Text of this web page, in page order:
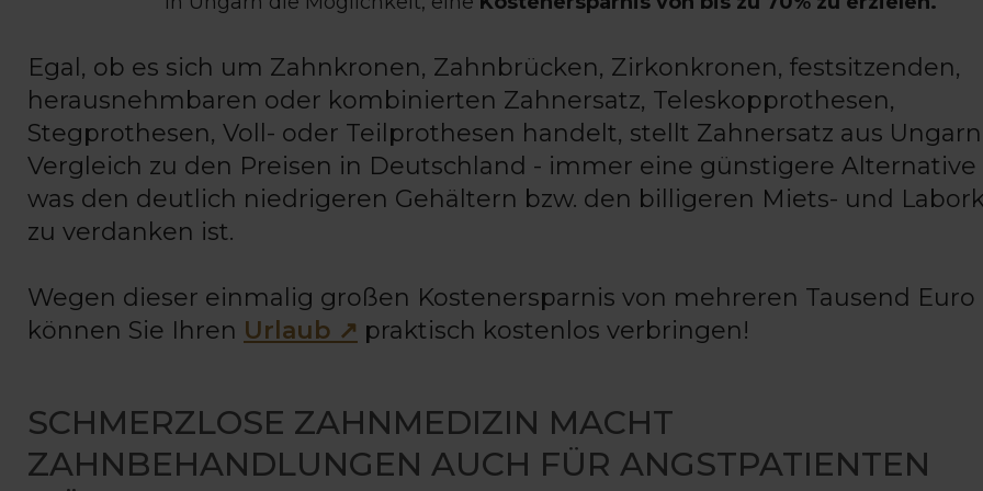
Egal, ob es sich um Zahnkronen, Zahnbrücken, Zirkonkronen, festsitzenden,
herausnehmbaren oder kombinierten Zahnersatz, Teleskopprothesen,
Stegprothesen, Voll- oder Teilprothesen handelt, stellt Zahnersatz aus
Vergleich zu den Preisen in Deutschland - immer eine günstigere Alternative
was den deutlich niedrigeren Gehältern bzw. den billigeren Miets- und
zu verdanken ist.
Wegen dieser einmalig großen Kostenersparnis von mehreren Tausend Euro
können Sie Ihren Urlaub ↗ praktisch kostenlos verbringen!
SCHMERZLOSE ZAHNMEDIZIN MACHT
ZAHNBEHANDLUNGEN AUCH FÜR ANGSTPATIENTEN